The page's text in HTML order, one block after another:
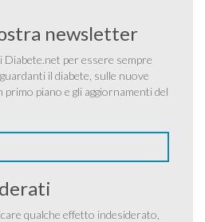
newsletter
per essere sempre
il diabete, sulle nuove
piano e gli aggiornamenti del
qualche effetto indesiderato,